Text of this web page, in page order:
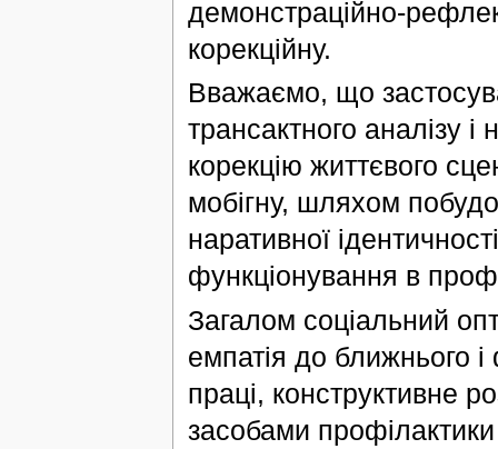
демонстраційно-
корекційну.
Вважаємо, що
трансактного аналізу
корекцію життєвого
мобігну, шляхом
наративної
функціонування в
Загалом соціальний
емпатія до ближнього і
праці, конструктивне
засобами профілактики